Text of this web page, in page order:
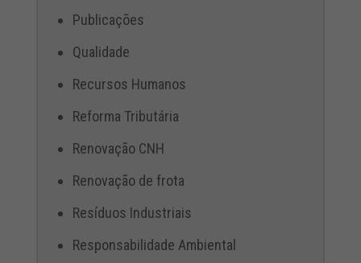
Publicações
Qualidade
Recursos Humanos
Reforma Tributária
Renovação CNH
Renovação de frota
Resíduos Industriais
Responsabilidade Ambiental